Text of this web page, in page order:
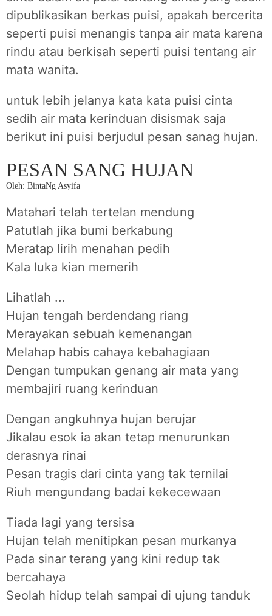
dipublikasikan berkas puisi, apakah bercerita
seperti puisi menangis tanpa air mata karena
rindu atau berkisah seperti puisi tentang air
mata wanita.
untuk lebih jelanya kata kata puisi cinta
sedih air mata kerinduan disismak saja
berikut ini puisi berjudul pesan sanag hujan.
PESAN SANG HUJAN
Oleh: BintaNg Asyifa
Matahari telah tertelan mendung
Patutlah jika bumi berkabung
Meratap lirih menahan pedih
Kala luka kian memerih
Lihatlah ...
Hujan tengah berdendang riang
Merayakan sebuah kemenangan
Melahap habis cahaya kebahagiaan
Dengan tumpukan genang air mata yang
membajiri ruang kerinduan
Dengan angkuhnya hujan berujar
Jikalau esok ia akan tetap menurunkan
derasnya rinai
Pesan tragis dari cinta yang tak ternilai
Riuh mengundang badai kekecewaan
Tiada lagi yang tersisa
Hujan telah menitipkan pesan murkanya
Pada sinar terang yang kini redup tak
bercahaya
Seolah hidup telah sampai di ujung tanduk